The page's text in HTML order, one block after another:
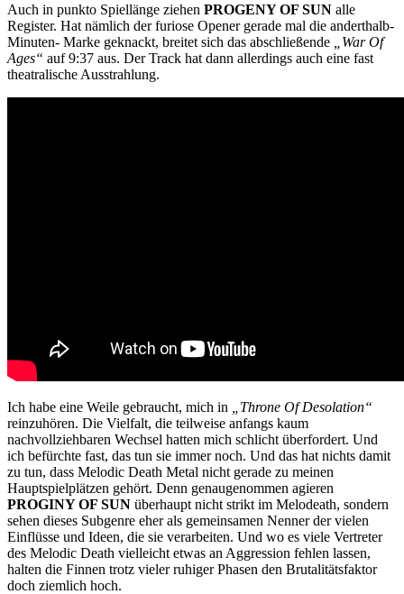
Auch in punkto Spiellänge ziehen PROGENY OF SUN alle
Register. Hat nämlich der furiose Opener gerade mal die anderthalb-
Minuten- Marke geknackt, breitet sich das abschließende
„War Of
Ages“ auf 9:37 aus. Der Track hat dann allerdings auch eine fast
theatralische Ausstrahlung.
Ich habe eine Weile gebraucht, mich in
„Throne Of Desolation“
reinzuhören. Die Vielfalt, die teilweise anfangs kaum
nachvollziehbaren Wechsel hatten mich schlicht überfordert. Und
ich befürchte fast, das tun sie immer noch. Und das hat nichts damit
zu tun, dass Melodic Death Metal nicht gerade zu meinen
Hauptspielplätzen gehört. Denn genaugenommen agieren
PROGINY OF SUN überhaupt nicht strikt im Melodeath, sondern
sehen dieses Subgenre eher als gemeinsamen Nenner der vielen
Einflüsse und Ideen, die sie verarbeiten. Und wo es viele Vertreter
des Melodic Death vielleicht etwas an Aggression fehlen lassen,
halten die Finnen trotz vieler ruhiger Phasen den Brutalitätsfaktor
doch ziemlich hoch.